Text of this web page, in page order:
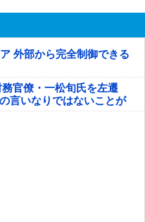
外部から完全制御できる
務官僚・一松旬氏を左遷
言いなりではないことが